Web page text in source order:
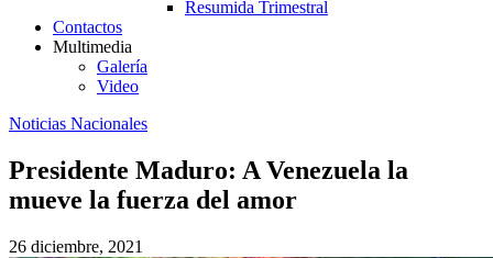
Resumida Trimestral
Contactos
Multimedia
Galería
Video
Noticias Nacionales
Presidente Maduro: A Venezuela la
mueve la fuerza del amor
26 diciembre, 2021